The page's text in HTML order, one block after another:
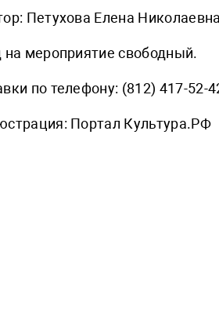
Петухова Елена
на мероприятие свободный.
по телефону: (812) 417-52-
Портал Культура.РФ